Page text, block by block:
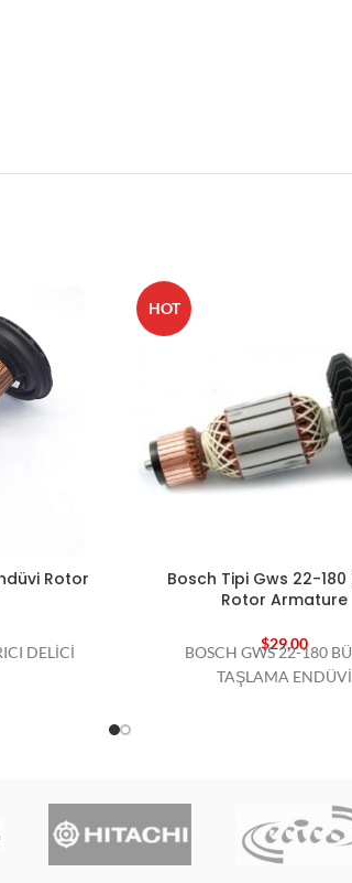
Rotor
DELİCİ
HOT
Bosch Tipi Gws 22-180
Rotor Armature
$29,00
BOSCH GWS 22-180
TAŞLAMA ENDÜVİ